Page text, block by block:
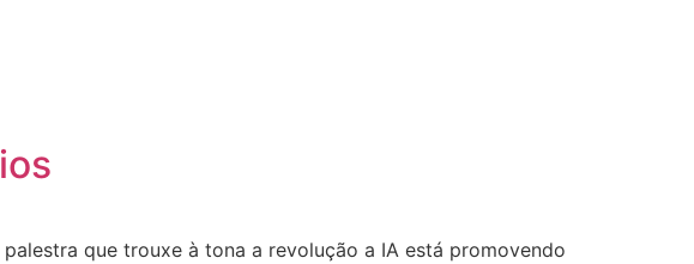
que trouxe à tona a revolução a IA está promovendo